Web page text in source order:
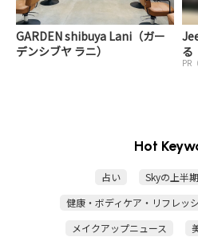
GARDEN shibuya Lani（ガー
デンシブヤ ラニ）
る
PR
Hot
占い
Skyの上半
健康・ボディケア・リフレッ
メイクアップニュース